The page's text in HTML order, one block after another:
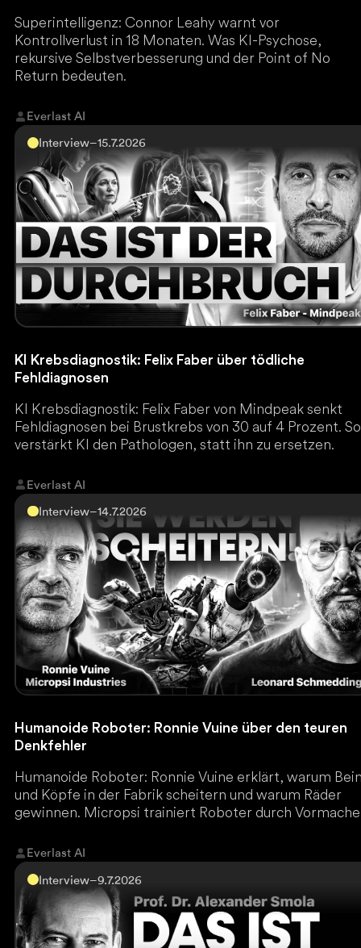
Superintelligenz: Connor Leahy warnt vor
Kontrollverlust in 18 Monaten. Was KI-Psychose,
rekursive Selbstverbesserung und der Point of No
Return bedeuten.
Everlast AI
Interview–15.7.2026
KI Krebsdiagnostik: Felix Faber über tödliche
Fehldiagnosen
KI Krebsdiagnostik: Felix Faber von Mindpeak senkt
Fehldiagnosen bei Brustkrebs von 30 auf 4 Prozent. So
verstärkt KI den Pathologen, statt ihn zu ersetzen.
Everlast AI
Interview–14.7.2026
Humanoide Roboter: Ronnie Vuine über den teuren
Denkfehler
Humanoide Roboter: Ronnie Vuine erklärt, warum
und Köpfe in der Fabrik scheitern und warum Räder
gewinnen. Micropsi trainiert Roboter durch
Everlast AI
Interview–9.7.2026